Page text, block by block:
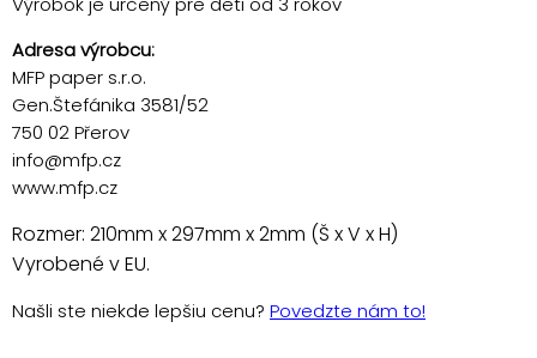
Adresa výrobcu:
MFP paper s.r.o.
Gen.Štefánika 3581/52
750 02 Přerov
info@mfp.cz
www.mfp.cz
Rozmer: 210mm x 297mm x 2mm (Š x V x H)
Vyrobené v EU.
Našli ste niekde lepšiu cenu? Povedzte nám to!